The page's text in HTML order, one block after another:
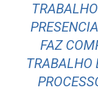
FAZ
TRABALHO